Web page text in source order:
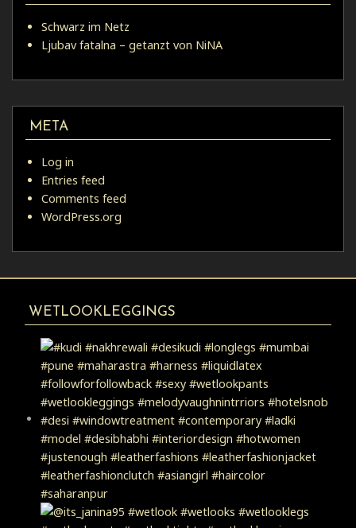
Schwarz im Netz
Ljubav fatalna – getanzt von NiNA
META
Log in
Entries feed
Comments feed
WordPress.org
WETLOOKLEGGINGS